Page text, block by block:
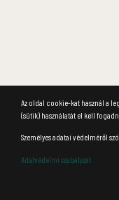
Az oldal cookie-kat használ a
(sütik) használatát el kell
Személyes adatai védelméről
Adatvédelmi szabályzat